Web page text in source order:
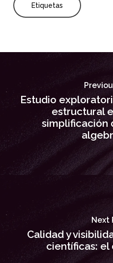
Etiquetas
Estudio
estructural
simplificación
Next
Calidad y
científicas: el